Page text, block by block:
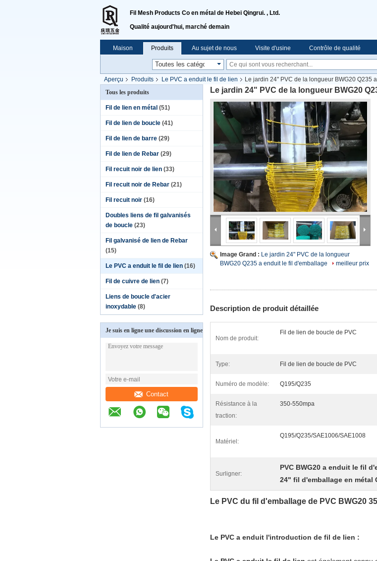
Fil Mesh Products Co en métal de Hebei Qingrui. , Ltd.
Qualité aujourd'hui, marché demain
Maison Produits Au sujet de nous Visite d'usine Contrôle de qualité
Aperçu Produits Le PVC a enduit le fil de lien
Le jardin 24" PVC de la longueur BWG20 Q235
Tous les produits
Fil de lien en métal (51)
Fil de lien de boucle (41)
Fil de lien de barre (29)
Fil de lien de Rebar (29)
Fil recuit noir de lien (33)
Fil recuit noir de Rebar (21)
Fil recuit noir (16)
Doubles liens de fil galvanisés
de boucle (23)
Fil galvanisé de lien de Rebar
(15)
Le PVC a enduit le fil de lien (16)
Fil de cuivre de lien (7)
Liens de boucle d'acier
inoxydable (8)
Je suis en ligne une discussion en ligne
Contact
Le jardin 24" PVC de la longueur BWG20
Image Grand : Le jardin 24" PVC de la longueur
BWG20 Q235 a enduit le fil d'emballage
meilleur prix
Description de produit détaillée
Nom de produit:
Fil de lien de boucle de PVC
Type: Fil de lien de boucle de PVC
Numéro de modèle: Q195/Q235
Résistance à la
traction:
350-550mpa
Matériel:
Q195/Q235/SAE1006/SAE1008
Surligner:
PVC BWG20 a enduit le fil
24" fil d'emballage en métal
Le PVC du fil d'emballage de PVC BWG20
Le PVC a enduit l'introduction de fil de lien :